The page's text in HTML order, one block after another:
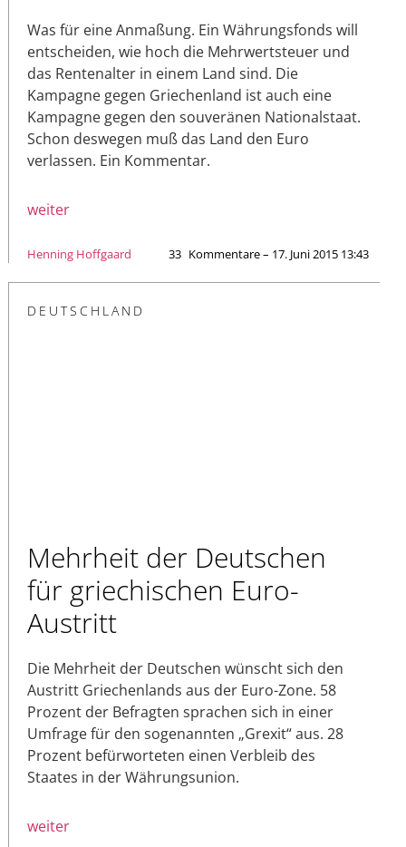
Was für eine Anmaßung. Ein Währungsfonds will
entscheiden, wie hoch die Mehrwertsteuer und
das Rentenalter in einem Land sind. Die
Kampagne gegen Griechenland ist auch eine
Kampagne gegen den souveränen Nationalstaat.
Schon deswegen muß das Land den Euro
verlassen. Ein Kommentar.
weiter
Henning Hoffgaard 33 Kommentare – 17. Juni 2015 13:43
DEUTSCHLAND
Mehrheit der Deutschen
für griechischen Euro-
Austritt
Die Mehrheit der Deutschen wünscht sich den
Austritt Griechenlands aus der Euro-Zone. 58
Prozent der Befragten sprachen sich in einer
Umfrage für den sogenannten „Grexit“ aus. 28
Prozent befürworteten einen Verbleib des
Staates in der Währungsunion.
weiter